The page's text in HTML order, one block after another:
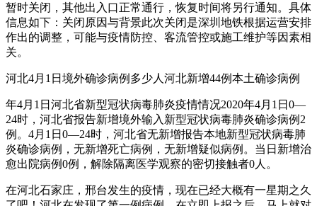
暂时关闭，其他出入口正常通行，恢复时间将另行通知。具体
信息如下：关闭原因与背景此次关闭是深圳地铁根据运营安排
作出的调整，可能与疫情防控、客流管控或施工维护等因素相
关。
河北4月1日境外确诊病例多少人河北新增44例本土确诊病例
年4月1日河北省新型冠状病毒肺炎疫情情况2020年4月1日0—
24时，河北省报告新增境外输入新型冠状病毒肺炎确诊病例2
例。4月1日0—24时，河北省无新增报告本地新型冠状病毒肺
炎确诊病例，无新增死亡病例，无新增疑似病例。当日新增治
愈出院病例0例，解除隔离医学观察的密切接触者0人。
在河北石家庄，邢台发生的疫情，现在已经大概有一星期之久